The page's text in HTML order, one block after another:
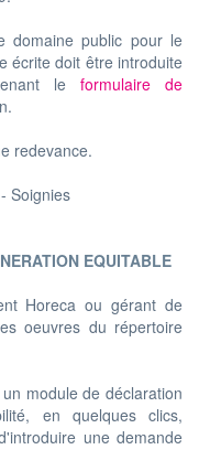
domaine public pour le
écrite doit être introduite
leformulaire de
redevance.
Soignies
EQUITABLE
Horeca ou gérant de
oeuvres du répertoire
module de déclaration
en quelques clics,
une demande